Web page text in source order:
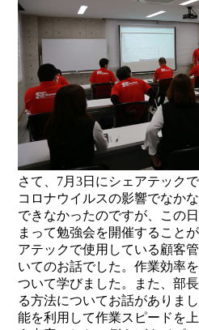
さて、7月3日にシェアテック
コロナウイルスの影響でなか
できなかったのですが、この
まって勉強会を開催すること
アテックで使用している顧客
いてのお話でした。作業効率
ついて学びました。また、部
る方法についてお話がありま
能を利用して作業スピードを